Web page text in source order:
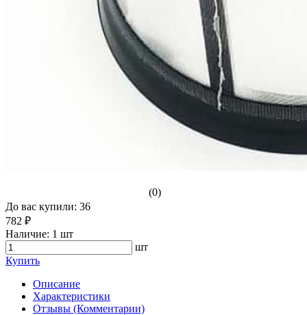
(0)
До вас купили: 36
782 ₽
Наличие: 1 шт
шт
Купить
Описание
Характеристики
Отзывы (Комментарии)